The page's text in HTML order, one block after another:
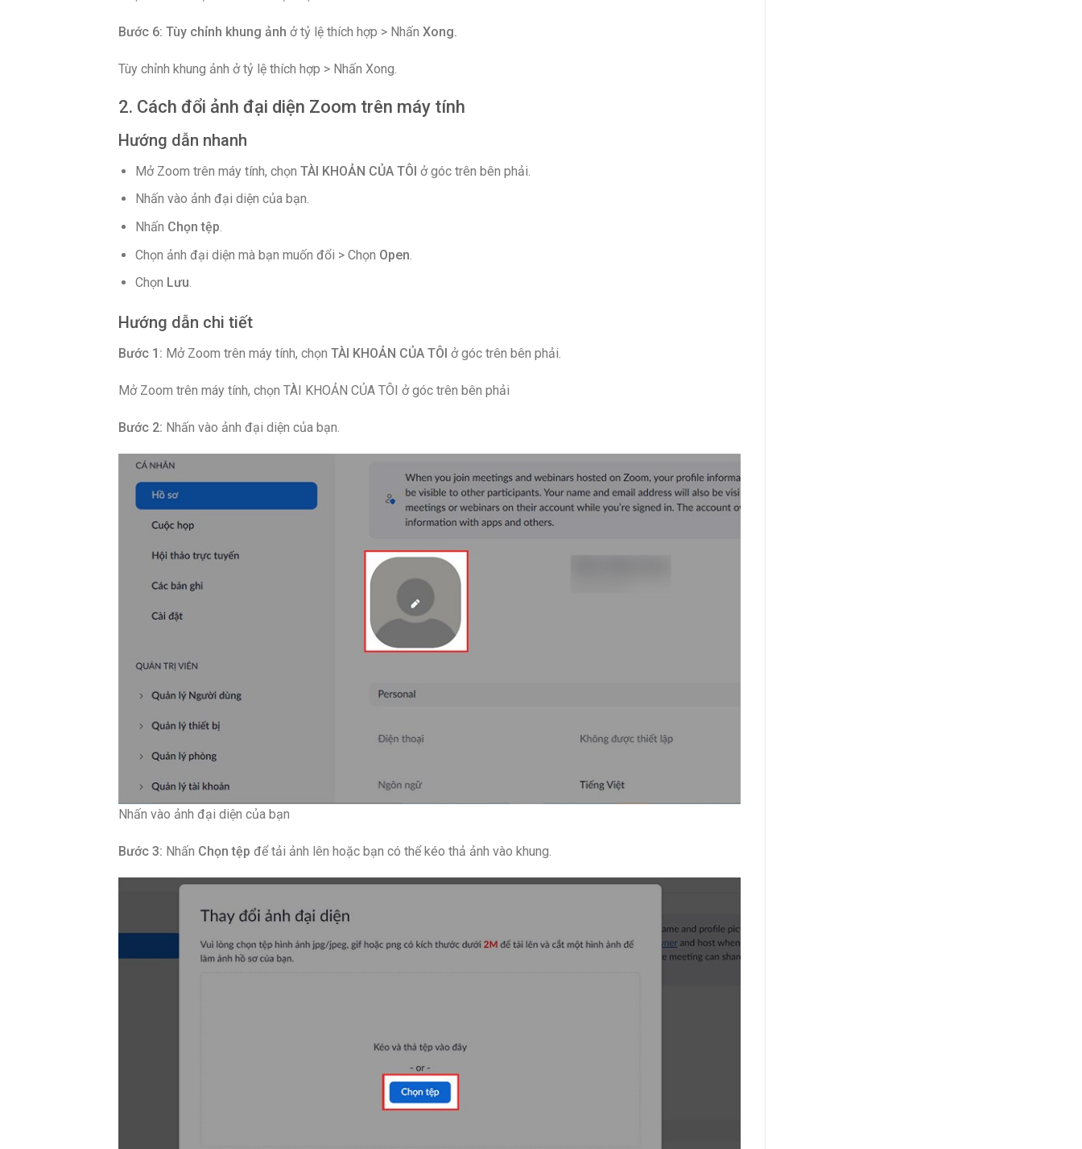
Bước 6: Tùy chỉnh khung ảnh ở tỷ lệ thích hợp > Nhấn Xong.
Tùy chỉnh khung ảnh ở tỷ lệ thích hợp > Nhấn Xong.
2. Cách đổi ảnh đại diện Zoom trên máy tính
Hướng dẫn nhanh
Mở Zoom trên máy tính, chọn TÀI KHOẢN CỦA TÔI ở góc trên bên phải.
Nhấn vào ảnh đại diện của bạn.
Nhấn Chọn tệp.
Chọn ảnh đại diện mà bạn muốn đổi > Chọn Open
Chọn Lưu.
Hướng dẫn chi tiết
Bước 1: Mở Zoom trên máy tính, chọn TÀI KHOẢN CỦA TÔI ở góc trên bên phải.
Mở Zoom trên máy tính, chọn TÀI KHOẢN CỦA TÔI ở góc trên bên phải
Bước 2: Nhấn vào ảnh đại diện của bạn.
Nhấn vào ảnh đại diện của bạn
Bước 3: Nhấn Chọn tệp để tải ảnh lên hoặc bạn có thể kéo thả ảnh vào khung.